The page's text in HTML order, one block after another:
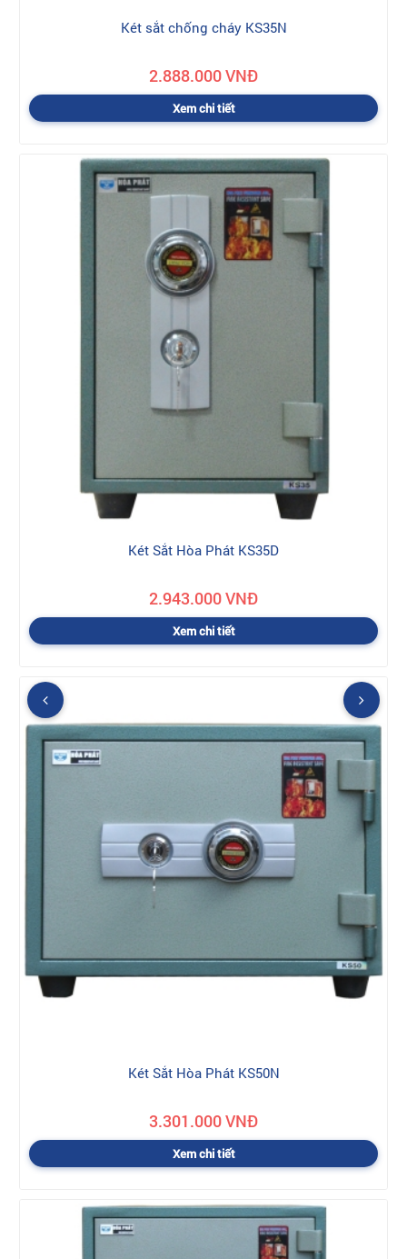
Két sắt chống cháy KS35N
2.888.000 VNĐ
Xem chi tiết
Két Sắt Hòa Phát KS35D
2.943.000 VNĐ
Xem chi tiết
Két Sắt Hòa Phát KS50N
3.301.000 VNĐ
Xem chi tiết